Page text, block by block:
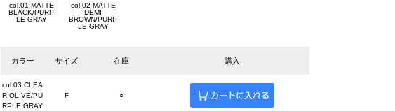
col.01 MATTE
BLACK/PURP
LE GRAY
col.02 MATTE
DEMI
BROWN/PURP
LE GRAY
カラー サイズ 在庫 購入
col.03 CLEA
R OLIVE/PU
RPLE GRAY
F ○